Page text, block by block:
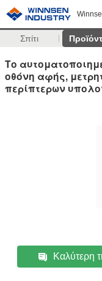
Σπίτι
Το
οθόνη αφής,
περίπτερων
Καλύτερη